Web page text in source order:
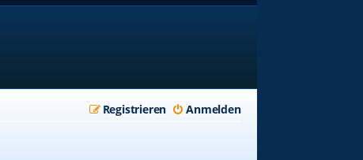
Anmelden
Registrieren